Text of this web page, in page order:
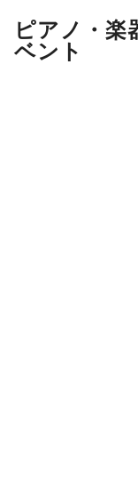
ピアノ・楽
ベント